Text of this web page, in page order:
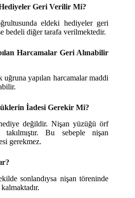
Hediyeler Geri Verilir Mi?
eldeki hediyeler geri
bedeli diğer tarafa verilmektedir.
Harcamalar Geri Alınabilir
yapılan harcamalar maddi
İadesi Gerekir Mi?
değildir. Nişan yüzüğü örf
Bu sebeple nişan
gerekmez.
sonlandıysa nişan töreninde